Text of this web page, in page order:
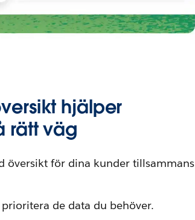
hjälper
rätt väg
översikt för dina kunder tillsammans
de data du behöver.